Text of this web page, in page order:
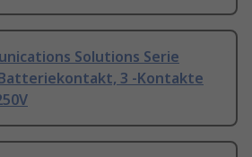
Solutions Serie
Batteriekontakt, 3 -Kontakte